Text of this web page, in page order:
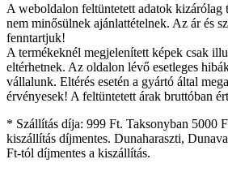
A weboldalon feltüntetett adatok kizárólag
nem minősülnek ajánlattételnek. Az ár és
fenntartjuk!
A termékeknél megjelenített képek csak
eltérhetnek. Az oldalon lévő esetleges
vállalunk. Eltérés esetén a gyártó által
érvényesek! A feltüntetett árak bruttóban
* Szállítás díja: 999 Ft. Taksonyban 5000
kiszállítás díjmentes. Dunaharaszti,
Ft-tól díjmentes a kiszállítás.